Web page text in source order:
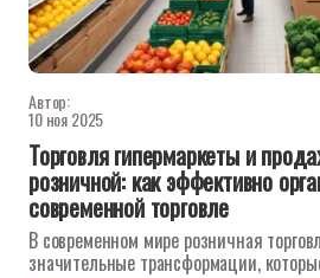
Автор:
10 ноя 2025
Торговля гипермаркеты и
розничной: как эффективно
современной торговле
В современном мире розничная
значительные трансформации,